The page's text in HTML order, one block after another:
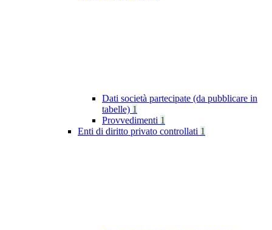
Dati società partecipate (da pubblicare in
tabelle) 1
Provvedimenti 1
Enti di diritto privato controllati 1